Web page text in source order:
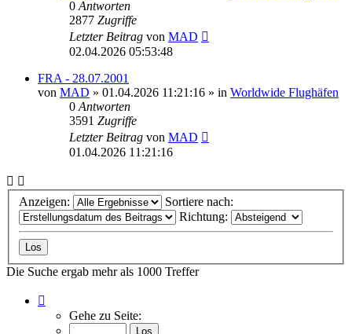
0 Antworten
2877 Zugriffe
Letzter Beitrag von MAD
02.04.2026 05:53:48
FRA - 28.07.2001
von MAD » 01.04.2026 11:21:16 » in Worldwide Flughäfen
0 Antworten
3591 Zugriffe
Letzter Beitrag von MAD
01.04.2026 11:21:16
Anzeigen:
Sortiere nach:
Richtung:
Die Suche ergab mehr als 1000 Treffer
von
Gehe zu Seite: